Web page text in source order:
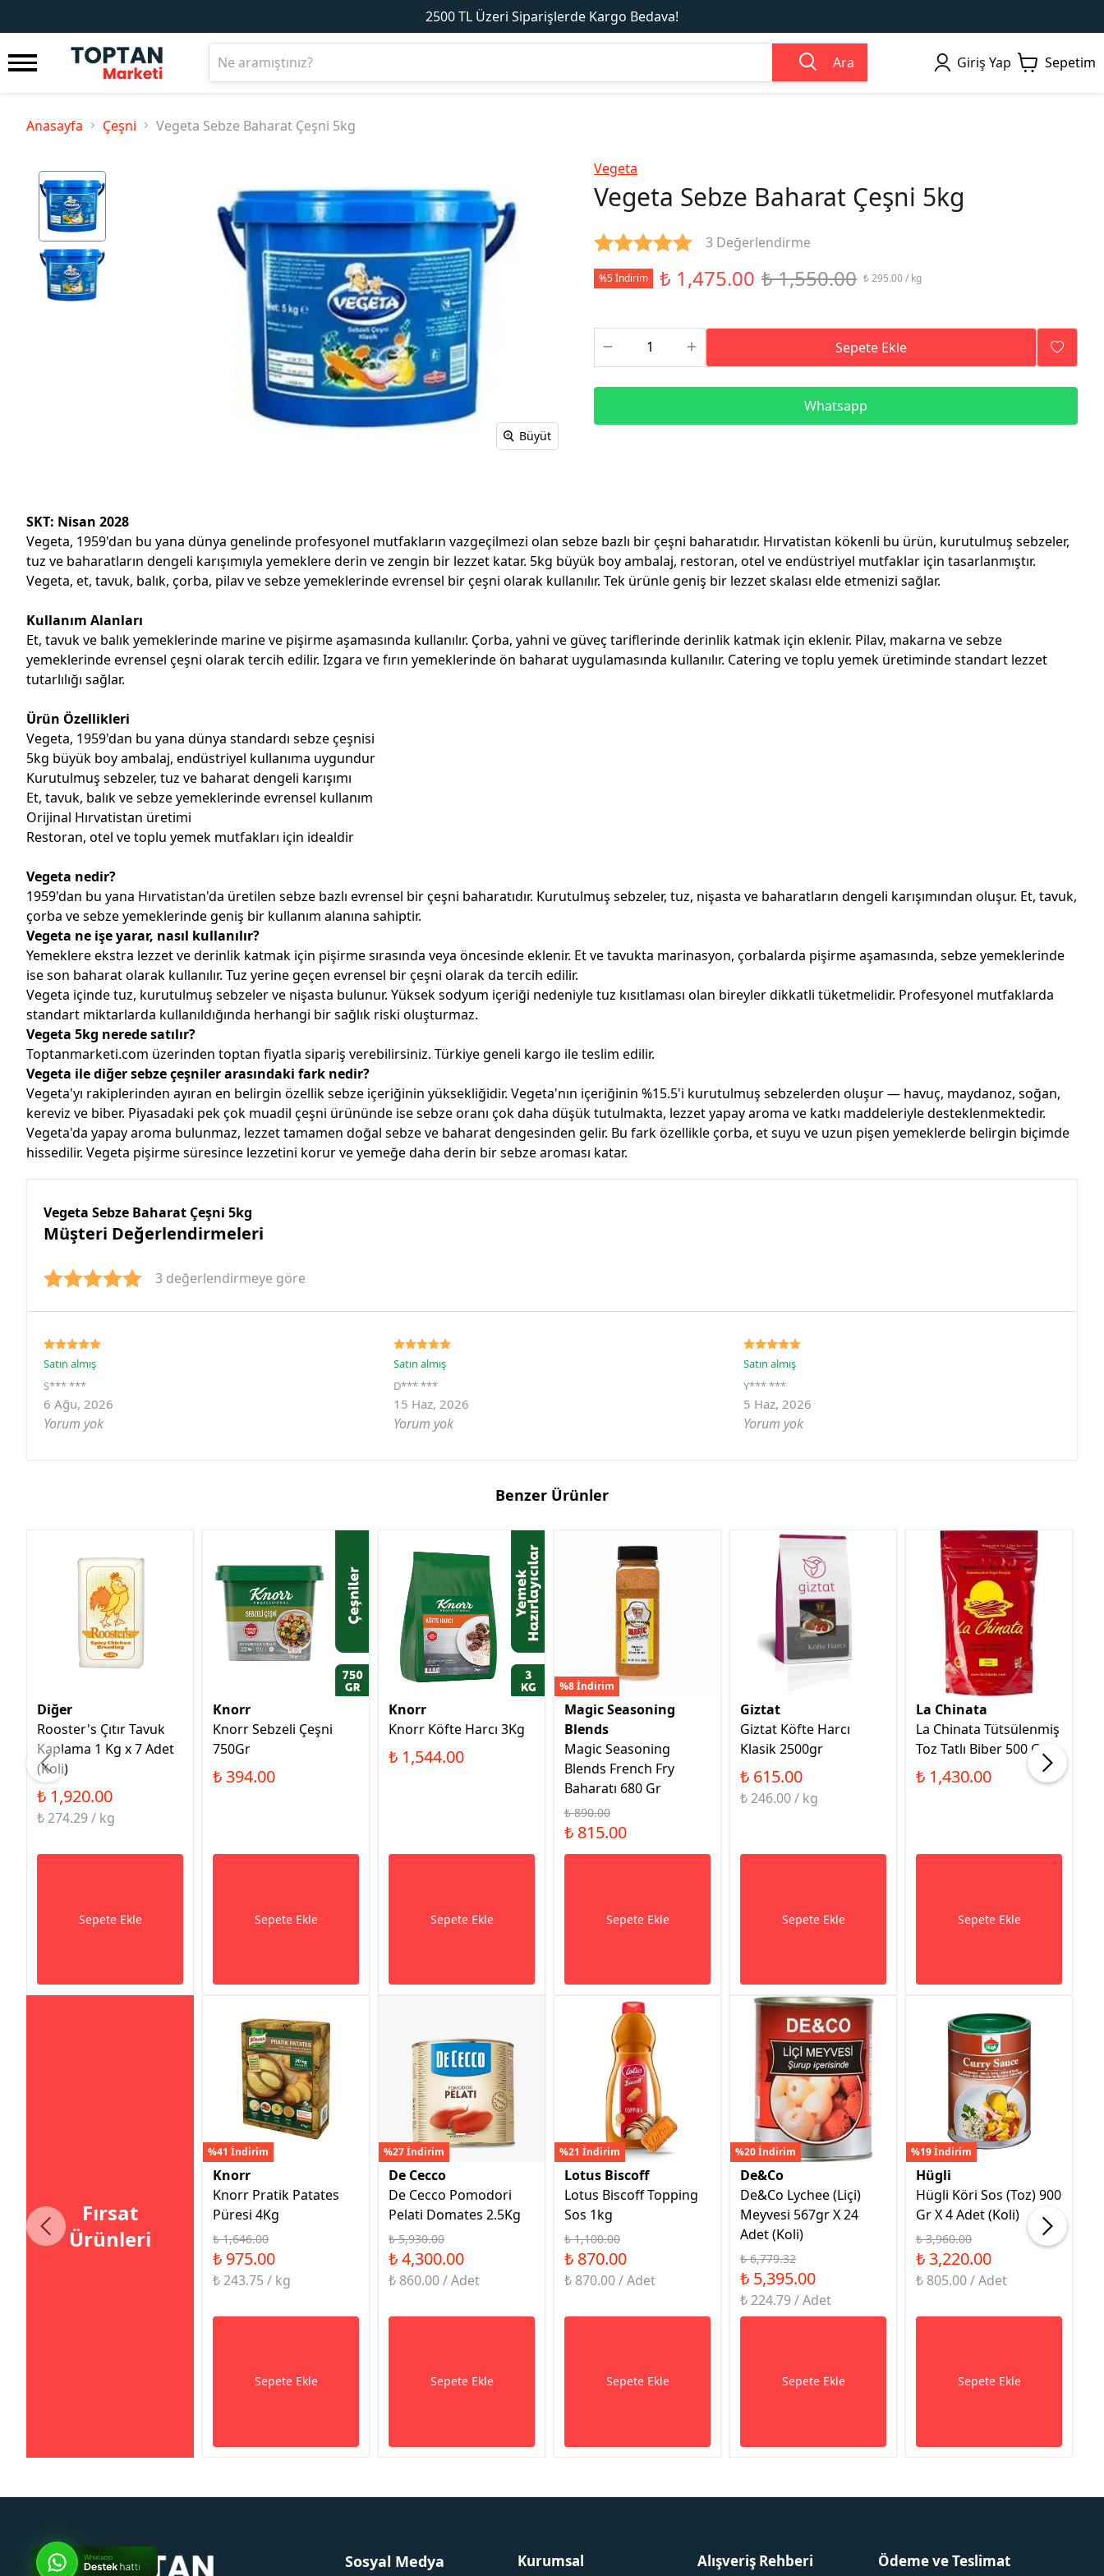
2500 TL Üzeri Siparişlerde Kargo Bedava!
Ara Giriş Yap Sepetim
Anasayfa Çeşni Vegeta Sebze Baharat Çeşni 5kg
Büyüt
Vegeta
Vegeta Sebze Baharat Çeşni 5kg
3 Değerlendirme
%5 İndirim ₺ 1,475.00 ₺ 1,550.00 ₺ 295.00 / kg
Sepete Ekle
Whatsapp
SKT: Nisan 2028
Vegeta, 1959'dan bu yana dünya genelinde profesyonel mutfakların vazgeçilmezi olan sebze bazlı bir çeşni baharatıdır. Hırvatistan kökenli bu ürün, kurutulmuş sebzeler,
tuz ve baharatların dengeli karışımıyla yemeklere derin ve zengin bir lezzet katar. 5kg büyük boy ambalaj, restoran, otel ve endüstriyel mutfaklar için tasarlanmıştır.
Vegeta, et, tavuk, balık, çorba, pilav ve sebze yemeklerinde evrensel bir çeşni olarak kullanılır. Tek ürünle geniş bir lezzet skalası elde etmenizi sağlar.
Kullanım Alanları
Et, tavuk ve balık yemeklerinde marine ve pişirme aşamasında kullanılır. Çorba, yahni ve güveç tariflerinde derinlik katmak için eklenir. Pilav, makarna ve sebze
yemeklerinde evrensel çeşni olarak tercih edilir. Izgara ve fırın yemeklerinde ön baharat uygulamasında kullanılır. Catering ve toplu yemek üretiminde standart lezzet
tutarlılığı sağlar.
Ürün Özellikleri
Vegeta, 1959'dan bu yana dünya standardı sebze çeşnisi
5kg büyük boy ambalaj, endüstriyel kullanıma uygundur
Kurutulmuş sebzeler, tuz ve baharat dengeli karışımı
Et, tavuk, balık ve sebze yemeklerinde evrensel kullanım
Orijinal Hırvatistan üretimi
Restoran, otel ve toplu yemek mutfakları için idealdir
Vegeta nedir?
1959'dan bu yana Hırvatistan'da üretilen sebze bazlı evrensel bir çeşni baharatıdır. Kurutulmuş sebzeler, tuz, nişasta ve baharatların dengeli karışımından oluşur. Et, tavuk,
çorba ve sebze yemeklerinde geniş bir kullanım alanına sahiptir.
Vegeta ne işe yarar, nasıl kullanılır?
Yemeklere ekstra lezzet ve derinlik katmak için pişirme sırasında veya öncesinde eklenir. Et ve tavukta marinasyon, çorbalarda pişirme aşamasında, sebze yemeklerinde
ise son baharat olarak kullanılır. Tuz yerine geçen evrensel bir çeşni olarak da tercih edilir.
Vegeta içinde tuz, kurutulmuş sebzeler ve nişasta bulunur. Yüksek sodyum içeriği nedeniyle tuz kısıtlaması olan bireyler dikkatli tüketmelidir. Profesyonel mutfaklarda
standart miktarlarda kullanıldığında herhangi bir sağlık riski oluşturmaz.
Vegeta 5kg nerede satılır?
Toptanmarketi.com üzerinden toptan fiyatla sipariş verebilirsiniz. Türkiye geneli kargo ile teslim edilir.
Vegeta ile diğer sebze çeşniler arasındaki fark nedir?
Vegeta'yı rakiplerinden ayıran en belirgin özellik sebze içeriğinin yüksekliğidir. Vegeta'nın içeriğinin %15.5'i kurutulmuş sebzelerden oluşur — havuç, maydanoz, soğan,
kereviz ve biber. Piyasadaki pek çok muadil çeşni ürününde ise sebze oranı çok daha düşük tutulmakta, lezzet yapay aroma ve katkı maddeleriyle desteklenmektedir.
Vegeta'da yapay aroma bulunmaz, lezzet tamamen doğal sebze ve baharat dengesinden gelir. Bu fark özellikle çorba, et suyu ve uzun pişen yemeklerde belirgin biçimde
hissedilir. Vegeta pişirme süresince lezzetini korur ve yemeğe daha derin bir sebze aroması katar.
Vegeta Sebze Baharat Çeşni 5kg
Müşteri Değerlendirmeleri
3 değerlendirmeye göre
Satın almış
S*** ***
6 Ağu, 2026
Yorum yok
Satın almış
D*** ***
15 Haz, 2026
Yorum yok
Satın almış
Y*** ***
5 Haz, 2026
Yorum yok
Benzer Ürünler
Diğer
Rooster's Çıtır Tavuk
Kaplama 1 Kg x 7 Adet
(Koli)
₺ 1,920.00
₺ 274.29 / kg
Sepete Ekle
Knorr
Knorr Sebzeli Çeşni
750Gr
₺ 394.00
Sepete Ekle
Knorr
Knorr Köfte Harcı 3Kg
₺ 1,544.00
Sepete Ekle
%8 İndirim
Magic Seasoning
Blends
Magic Seasoning
Blends French Fry
Baharatı 680 Gr
₺ 890.00
₺ 815.00
Sepete Ekle
Giztat
Giztat Köfte Harcı
Klasik 2500gr
₺ 615.00
₺ 246.00 / kg
Sepete Ekle
La Chinata
La Chinata Tütsülenmiş
Toz Tatlı Biber 500 Gr
₺ 1,430.00
Sepete Ekle
Fırsat
Ürünleri
%41 İndirim
Knorr
Knorr Pratik Patates
Püresi 4Kg
₺ 1,646.00
₺ 975.00
₺ 243.75 / kg
Sepete Ekle
%27 İndirim
De Cecco
De Cecco Pomodori
Pelati Domates 2.5Kg
₺ 5,930.00
₺ 4,300.00
₺ 860.00 / Adet
Sepete Ekle
%21 İndirim
Lotus Biscoff
Lotus Biscoff Topping
Sos 1kg
₺ 1,100.00
₺ 870.00
₺ 870.00 / Adet
Sepete Ekle
%20 İndirim
De&Co
De&Co Lychee (Liçi)
Meyvesi 567gr X 24
Adet (Koli)
₺ 6,779.32
₺ 5,395.00
₺ 224.79 / Adet
Sepete Ekle
%19 İndirim
Hügli
Hügli Köri Sos (Toz) 900
Gr X 4 Adet (Koli)
₺ 3,960.00
₺ 3,220.00
₺ 805.00 / Adet
Sepete Ekle
Sosyal Medya Kurumsal Alışveriş Rehberi Ödeme ve Teslimat